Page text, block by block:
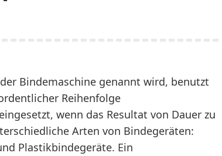
Bindemaschine genannt wird, benutzt
Reihenfolge
wenn das Resultat von Dauer zu
Arten von Bindegeräten:
Plastikbindegeräte. Ein